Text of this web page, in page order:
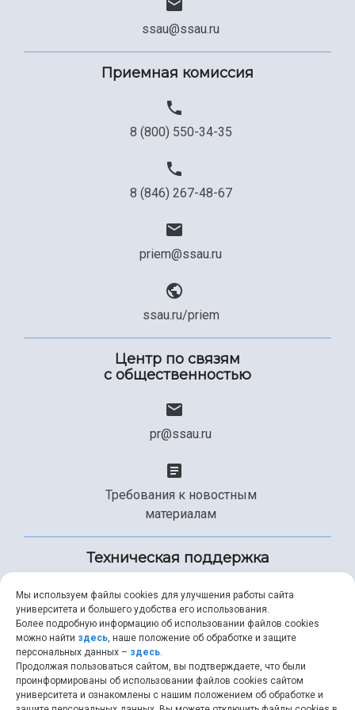
Сведения об образовательной организации
Официальные документы
ssau@ssau.ru
Приемная комиссия
8 (800) 550-34-35
8 (846) 267-48-67
priem@ssau.ru
ssau.ru/priem
Центр по связям
с общественностью
pr@ssau.ru
Требования к новостным
материалам
Техническая поддержка
+7 (846) 267-49-99
help@ssau.ru
Мы используем файлы cookies для улучшения работы сайта
университета и большего удобства его использования.
Более подробную информацию об использовании файлов cookies
можно найти здесь, наше положение об обработке и защите
персональных данных – здесь.
Продолжая пользоваться сайтом, вы подтверждаете, что были
проинформированы об использовании файлов cookies сайтом
университета и ознакомлены с нашим положением об обработке и